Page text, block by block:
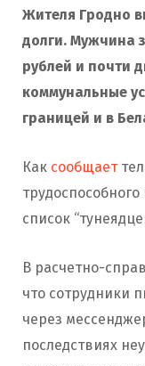
Жителя Гродно
долги. Мужчина
рублей и почти
коммунальные
границей и в
Как сообщает
список
В расчетно-
что сотрудники
через
последствиях